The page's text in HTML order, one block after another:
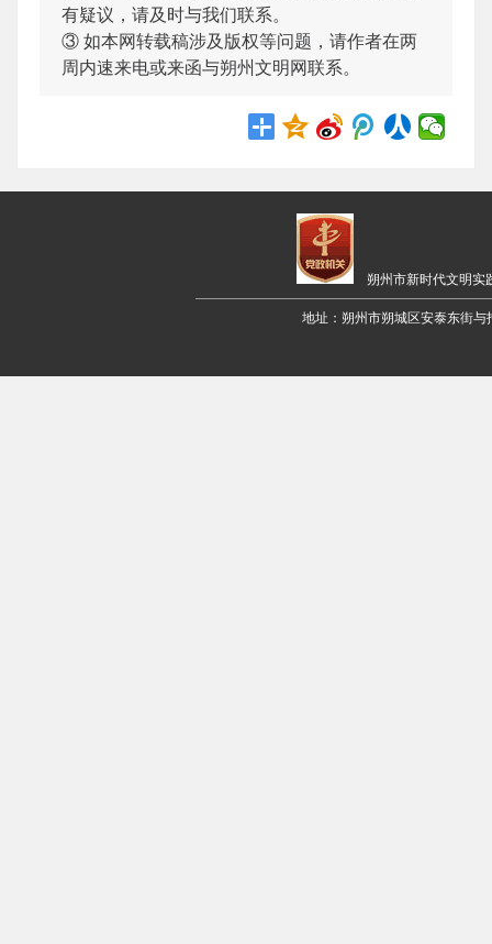
有疑议，请及时与我们联系。
③ 如本网转载稿涉及版权等问题，请作者在两
周内速来电或来函与朔州文明网联系。
朔州市新时代文明
地址：朔州市朔城区安泰东街与